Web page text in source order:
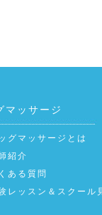
マッサージ
グマッサージとは
紹介
ある質問
レッスン＆スクール